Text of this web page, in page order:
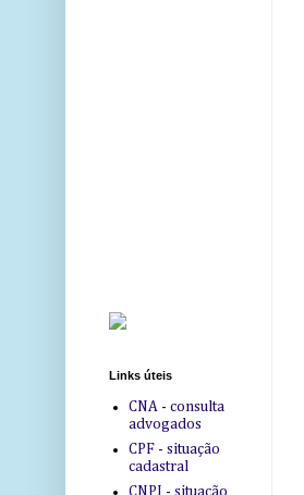
Links úteis
CNA - consulta
advogados
CPF - situação
cadastral
CNPJ - situação